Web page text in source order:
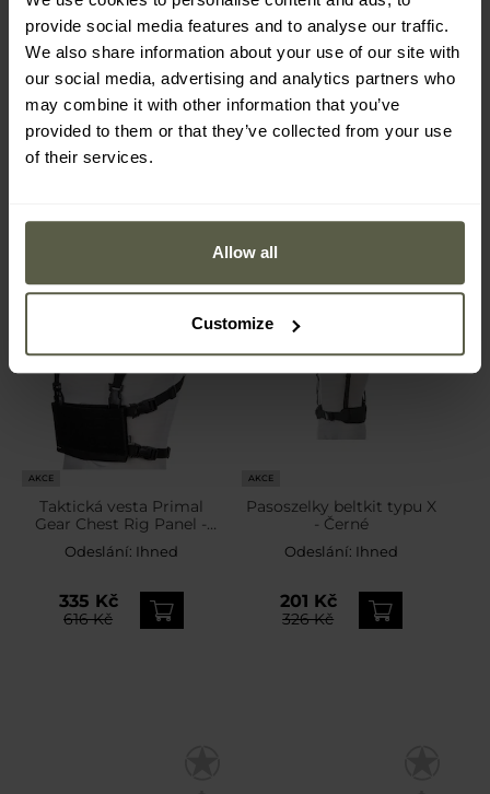
provide social media features and to analyse our traffic.
We also share information about your use of our site with
our social media, advertising and analytics partners who
may combine it with other information that you’ve
provided to them or that they’ve collected from your use
of their services.
Allow all
Customize
Taktická vesta Mil-Tec
USMC - Black
Odeslání: Ihned
1 248 Kč
1 474 Kč
Taktická vesta Helikon-
Tex Guardian Plate
Carrier - MultiCam
Odeslání:do 24 hodin
AKCE
Taktická vesta Primal
Gear Chest Rig Panel -
černá
Odeslání: Ihned
335 Kč
616 Kč
AKCE
Pasoszelky beltkit typu X
- Černé
Odeslání: Ihned
201 Kč
326 Kč